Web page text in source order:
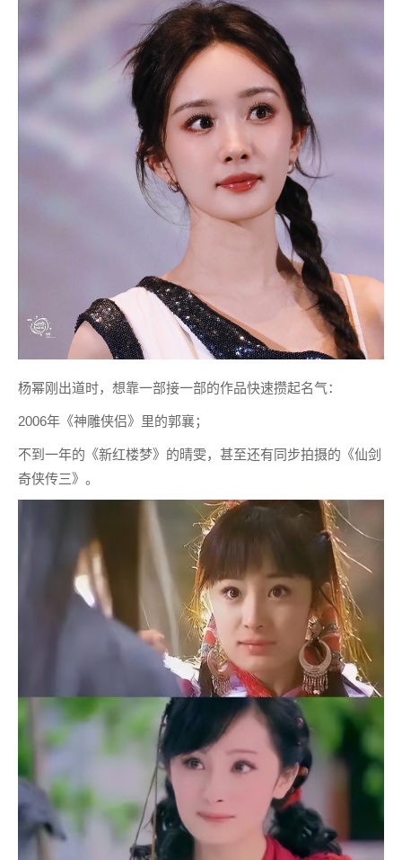
杨幂刚出道时，想靠一部接一部的作品快速攒起名气：
2006年《神雕侠侣》里的郭襄；
不到一年的《新红楼梦》的晴雯，甚至还有同步拍摄的《仙剑
奇侠传三》。